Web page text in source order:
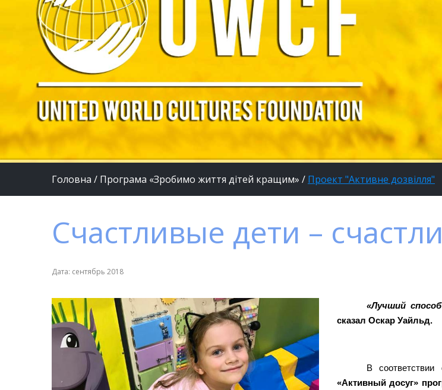
Головна / Програма «Зробимо життя дітей кращим» / Проект "Активне дозвілля"
Счастливые дети –
Дата: сентябрь 2018
«Лучший
сказал Оскар Уайльд.
В
«Активный досуг»